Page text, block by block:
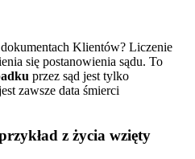
Klientów? Liczenie
się postanowienia sądu. To
przez sąd jest tylko
zawsze data śmierci
z życia wzięty